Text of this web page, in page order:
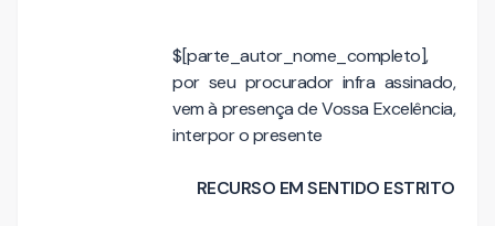
$[parte_autor_nome_completo],
por seu procurador infra assinado,
vem à presença de Vossa Excelência,
interpor o presente
RECURSO EM SENTIDO ESTRITO